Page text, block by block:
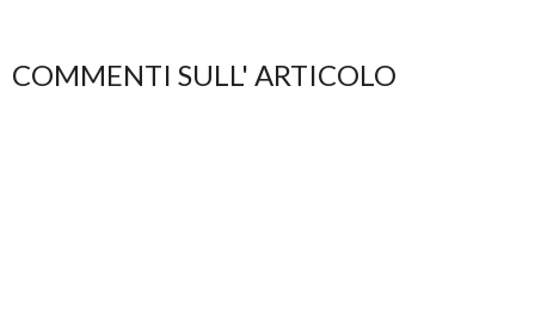
COMMENTI SULL' ARTICOLO